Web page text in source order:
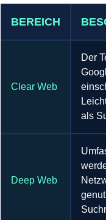
BEREICH
Clear Web
Der
als
Deep Web